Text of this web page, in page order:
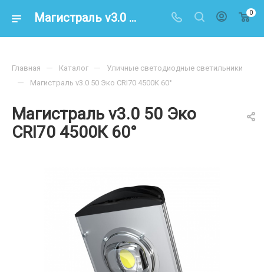
Магистраль v3.0 50 Эко CRI70 4500К 60° – купить по цене 7000.00 в интернет-магазине energoresurs-spb.ru 0
Магистраль v3.0 50 Эко
CRI70 4500К 60°
Главная — Каталог — Уличные светодиодные светильники
— Магистраль v3.0 50 Эко CRI70 4500К 60°